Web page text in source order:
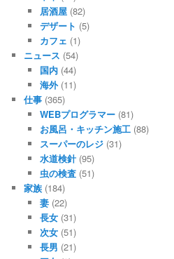
居酒屋(82)
デザート (5)
カフェ (1)
ニュース (54)
国内(44)
海外(11)
仕事 (365)
WEBプログラマー(81)
お風呂・キッチン施工(88)
スーパーのレジ(31)
水道検針(95)
虫の検査(51)
家族 (184)
妻(22)
長女(31)
次女(51)
長男 (21)